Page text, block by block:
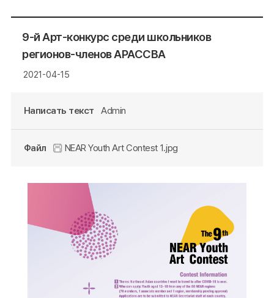
9-й Арт-конкурс среди школьников
регионов-членов АРАССВА
2021-04-15
Написать текст Admin
Файл NEAR Youth Art Contest 1.jpg